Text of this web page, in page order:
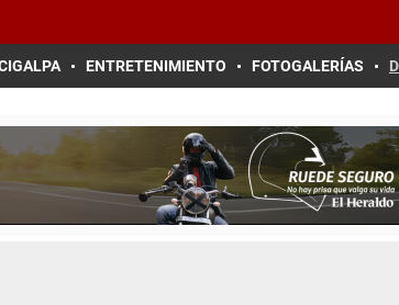
ENTRETENIMIENTO FOTOGALERÍAS